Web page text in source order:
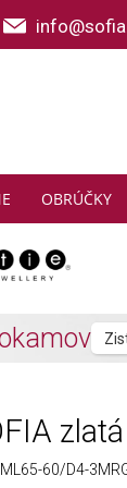
OBRÚČKY
Zistiť viac
ML65-60/D4-